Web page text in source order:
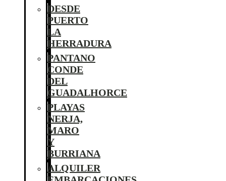
DESDE
PUERTO
LA
HERRADURA
PANTANO
CONDE
DEL
GUADALHORCE
PLAYAS
NERJA,
MARO
Y
BURRIANA
ALQUILER